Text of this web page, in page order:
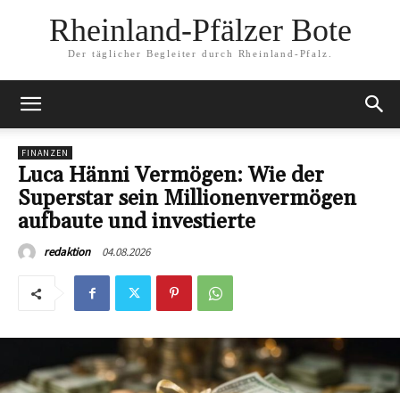
Rheinland-Pfälzer Bote
Der täglicher Begleiter durch Rheinland-Pfalz.
FINANZEN
Luca Hänni Vermögen: Wie der
Superstar sein Millionenvermögen
aufbaute und investierte
redaktion 04.08.2026